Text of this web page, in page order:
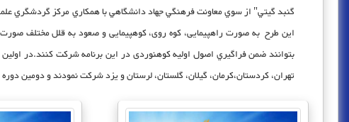
گنبد گيتي" از سوي معاونت فرهنگي جهاد دانشگاهي با همكاري مركز گردشگري
اين طرح به صورت راهپیمایی، کوه روی، کوهپیمایی و صعود به قلل مختلف صورت
تهران، كردستان،كرمان، گيلان، گلستان، لرستان و يزد شرکت نمودند و دومین